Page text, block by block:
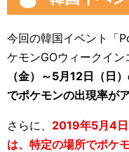
今回の韓国イベント「
ケモンGOウィークイン
（金）～5月12日（日
でポケモンの出現率が
さらに、 2019年5月4
は、特定の場所でポケ